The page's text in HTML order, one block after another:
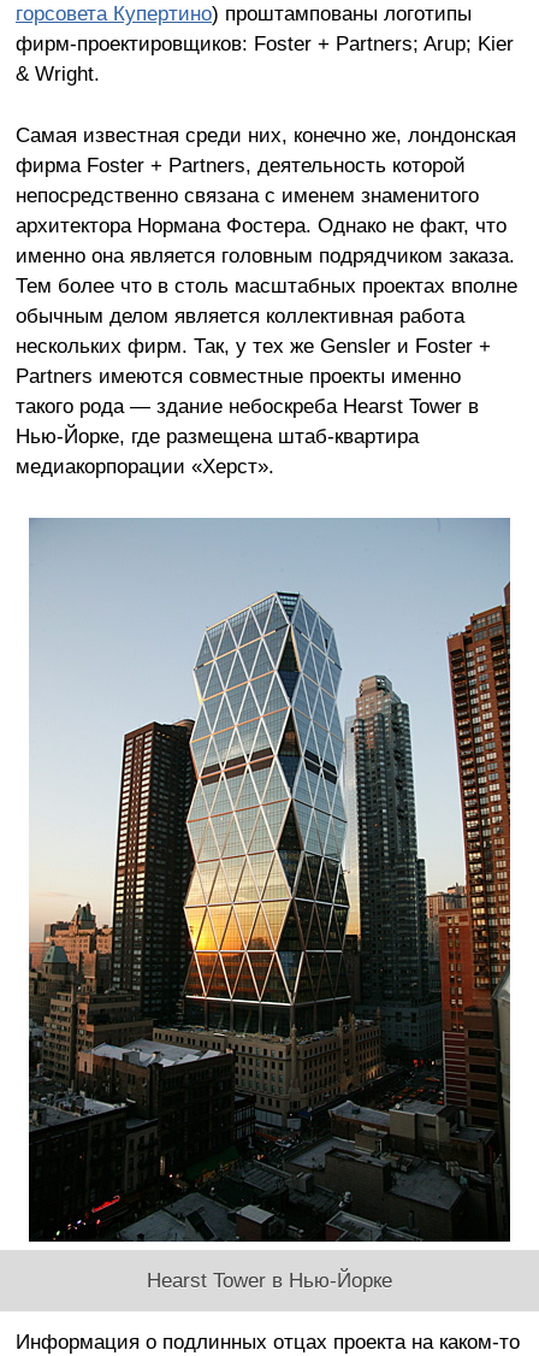
горсовета Купертино) проштампованы логотипы
фирм-проектировщиков: Foster + Partners; Arup; Kier
& Wright.
Самая известная среди них, конечно же, лондонская
фирма Foster + Partners, деятельность которой
непосредственно связана с именем знаменитого
архитектора Нормана Фостера. Однако не факт, что
именно она является головным подрядчиком заказа.
Тем более что в столь масштабных проектах вполне
обычным делом является коллективная работа
нескольких фирм. Так, у тех же Gensler и Foster +
Partners имеются совместные проекты именно
такого рода — здание небоскреба Hearst Tower в
Нью-Йорке, где размещена штаб-квартира
медиакорпорации «Херст».
Hearst Tower в Нью-Йорке
Информация о подлинных отцах проекта на каком-то